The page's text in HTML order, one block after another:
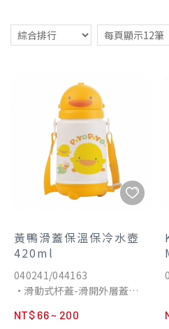
黃鴨滑蓋保溫保冷水壺
420ml
040241/044163
•滑動式杯蓋-滑開外層蓋
與內層蓋子連成一體，不用擔
NT$ 66 ~ 200